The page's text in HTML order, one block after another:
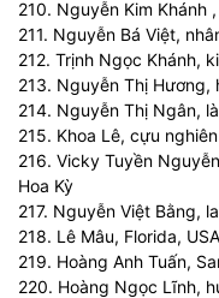
210. Nguyễn Kim Khánh
211. Nguyễn Bá Việt,
212. Trịnh Ngọc Khánh,
213. Nguyễn Thị Hương,
214. Nguyễn Thị Ngân,
215. Khoa Lê, cựu
216. Vicky Tuyền
Hoa Kỳ
217. Nguyễn Việt Bằng,
218. Lê Mâu, Florida, USA
219. Hoàng Anh Tuấn,
220. Hoàng Ngọc Lĩnh,